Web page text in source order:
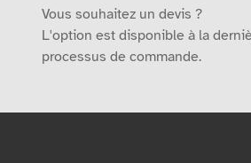
Vous souhaitez un devis ?
L'option est disponible à la
processus de commande.